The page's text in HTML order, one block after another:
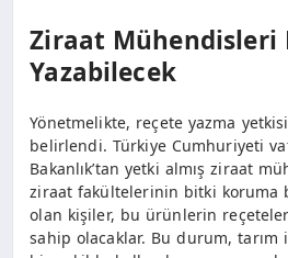
Ziraat Mühendisleri
Yazabilecek
Yönetmelikte, reçete yazma
belirlendi. Türkiye Cumhuriyeti
Bakanlık’tan yetki almış ziraat
ziraat fakültelerinin bitki koruma
olan kişiler, bu ürünlerin
sahip olacaklar. Bu durum, tarım